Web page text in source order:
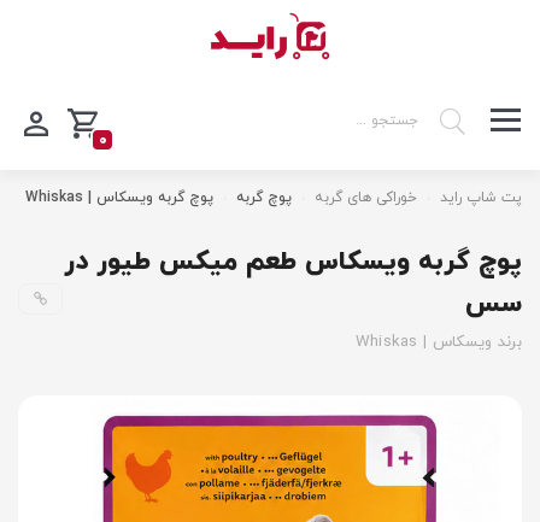
0
پت شاپ راید خوراکی های گربه پوچ گربه پوچ گربه ویسکاس | Whiskas
پوچ گربه ویسکاس طعم میکس طیور در
سس
برند ویسکاس | Whiskas